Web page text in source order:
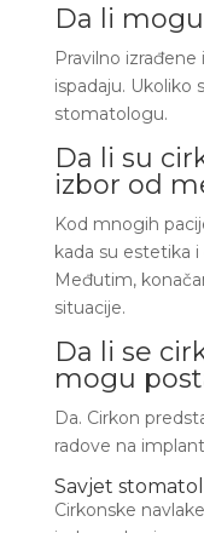
Da li
Pravilno
ispadaju. Ukoliko
stomatologu.
Da li su
izbor od
Kod mnogih
kada su estetika
Međutim,
situacije.
Da li se
mogu
Da. Cirkon
radove na
Savjet
Cirkonske